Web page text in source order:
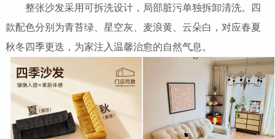
整张沙发采用可拆洗设计，局部脏污单独拆卸清洗。四
款配色分别为青苔绿、星空灰、麦浪黄、云朵白，对应春夏
秋冬四季更迭，为家注入温馨治愈的自然气息。